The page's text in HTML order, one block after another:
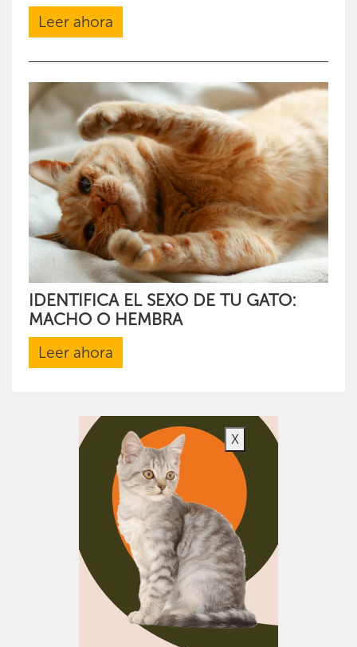
Leer ahora
IDENTIFICA EL SEXO DE TU GATO:
MACHO O HEMBRA
Leer ahora
X